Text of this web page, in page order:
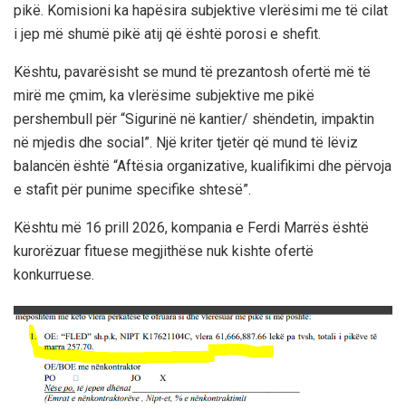
pikë. Komisioni ka hapësira subjektive vlerësimi me të cilat
i jep më shumë pikë atij që është porosi e shefit.
Kështu, pavarësisht se mund të prezantosh ofertë më të
mirë me çmim, ka vlerësime subjektive me pikë
pershembull për “Sigurinë në kantier/ shëndetin, impaktin
në mjedis dhe social”. Një kriter tjetër që mund të lëviz
balancën është “Aftësia organizative, kualifikimi dhe përvoja
e stafit për punime specifike shtesë”.
Kështu më 16 prill 2026, kompania e Ferdi Marrës është
kurorëzuar fituese megjithëse nuk kishte ofertë
konkurruese.